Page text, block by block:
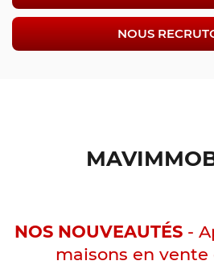
NOUS
NOS NOUVEAUTÉS -
maisons en